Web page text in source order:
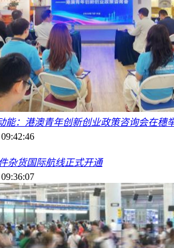
能：港澳青年创新创业政策咨询会在穗
杂货国际航线正式开通